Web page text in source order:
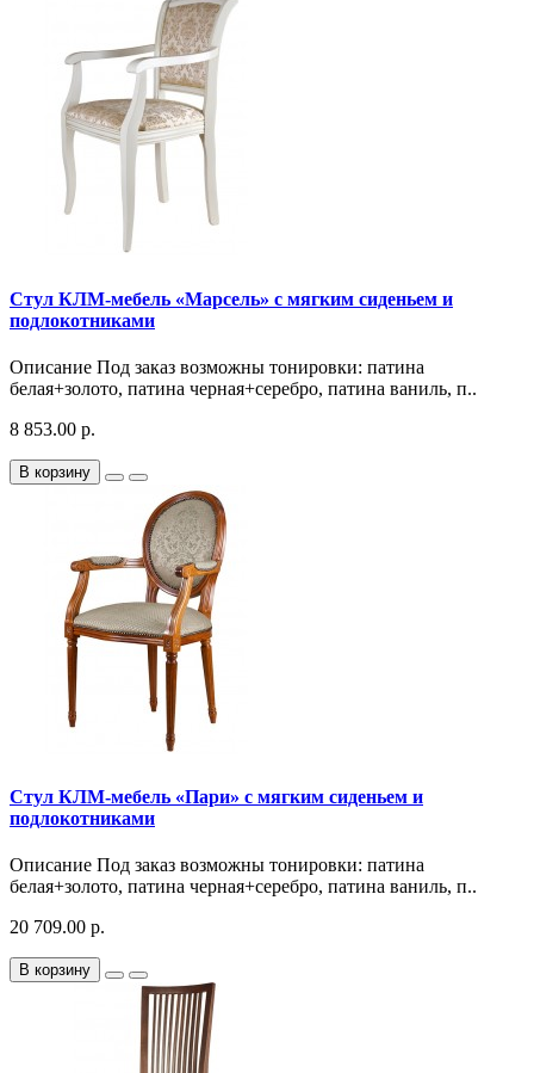
Стул КЛМ-мебель «Марсель» с мягким сиденьем и
подлокотниками
Описание Под заказ возможны тонировки: патина
белая+золото, патина черная+серебро, патина ваниль, п..
8 853.00 р.
В корзину
Стул КЛМ-мебель «Пари» с мягким сиденьем и
подлокотниками
Описание Под заказ возможны тонировки: патина
белая+золото, патина черная+серебро, патина ваниль, п..
20 709.00 р.
В корзину